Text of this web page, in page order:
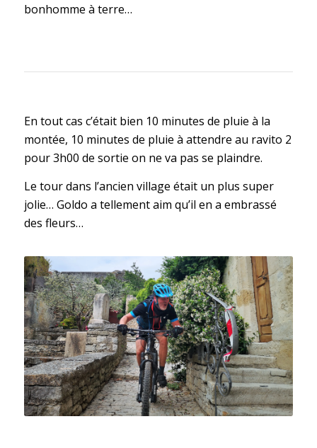
bonhomme à terre…
En tout cas c’était bien 10 minutes de pluie à la
montée, 10 minutes de pluie à attendre au ravito 2
pour 3h00 de sortie on ne va pas se plaindre.
Le tour dans l’ancien village était un plus super
jolie… Goldo a tellement aim qu’il en a embrassé
des fleurs…